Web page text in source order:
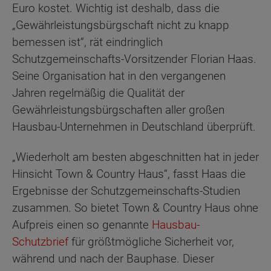
Euro kostet. Wichtig ist deshalb, dass die
„Gewährleistungsbürgschaft nicht zu knapp
bemessen ist“, rät eindringlich
Schutzgemeinschafts-Vorsitzender Florian Haas.
Seine Organisation hat in den vergangenen
Jahren regelmäßig die Qualität der
Gewährleistungsbürgschaften aller großen
Hausbau-Unternehmen in Deutschland überprüft.
„Wiederholt am besten abgeschnitten hat in jeder
Hinsicht Town & Country Haus“, fasst Haas die
Ergebnisse der Schutzgemeinschafts-Studien
zusammen. So bietet Town & Country Haus ohne
Aufpreis einen so genannte Hausbau-
Schutzbrieffür größtmögliche Sicherheit vor,
während und nach der Bauphase. Dieser